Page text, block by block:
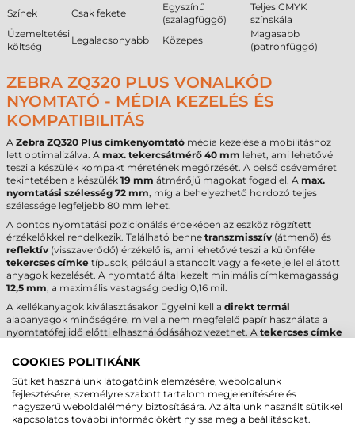
Színek Csak fekete
Egyszínű
(szalagfüggő)
Teljes CMYK
színskála
Üzemeltetési
költség
Legalacsonyabb Közepes
Magasabb
(patronfüggő)
ZEBRA ZQ320 PLUS VONALKÓD
NYOMTATÓ - MÉDIA KEZELÉS ÉS
KOMPATIBILITÁS
A Zebra ZQ320 Plus címkenyomtató média kezelése a mobilitáshoz
lett optimalizálva. A max. tekercsátmérő 40 mm lehet, ami lehetővé
teszi a készülék kompakt méretének megőrzését. A belső cséveméret
tekintetében a készülék 19 mm átmérőjű magokat fogad el. A max.
nyomtatási szélesség 72 mm, míg a behelyezhető hordozó teljes
szélessége legfeljebb 80 mm lehet.
A pontos nyomtatási pozicionálás érdekében az eszköz rögzített
érzékelőkkel rendelkezik. Található benne transzmisszív (átmenő) és
reflektív (visszaverődő) érzékelő is, ami lehetővé teszi a különféle
tekercses címke típusok, például a stancolt vagy a fekete jellel ellátott
anyagok kezelését. A nyomtató által kezelt minimális címkemagasság
12,5 mm, a maximális vastagság pedig 0,16 mil.
A kellékanyagok kiválasztásakor ügyelni kell a direkt termál
alapanyagok minőségére, mivel a nem megfelelő papír használata a
nyomtatófej idő előtti elhasználódásához vezethet. A tekercses címke
biztosítása érdekében, hiszen a mobil eszközökhöz speciális méretű
tekercsekre van szükség.
ZEBRA ZQ320 PLUS CÍMKENYOMTATÓ -
MŰSZAKI PARAMÉTEREK
COOKIES POLITIKÁNK
Sütiket használunk látogatóink elemzésére, weboldalunk
fejlesztésére, személyre szabott tartalom megjelenítésére és
nagyszerű weboldalélmény biztosítására. Az általunk használt sütikkel
kapcsolatos további információkért nyissa meg a beállításokat.